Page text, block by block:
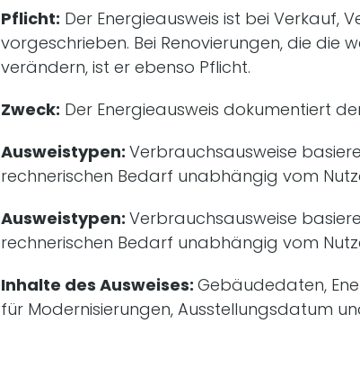
Pflicht: Der Energieausweis ist bei Verkauf,
vorgeschrieben. Bei Renovierungen, die die
verändern, ist er ebenso Pflicht.
Zweck: Der Energieausweis dokumentiert
Ausweistypen: Verbrauchsausweise
rechnerischen Bedarf unabhängig vom
Ausweistypen: Verbrauchsausweise
rechnerischen Bedarf unabhängig vom
Inhalte des Ausweises: Gebäude­daten,
für Modernisierungen, Ausstellungsdatum